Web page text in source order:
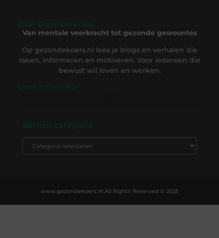
Van mentale veerkracht tot gezonde gewoontes
Op gezondekoers.nl lees je blogs en verhalen die
raken, informeren en motiveren. Voor iedereen die
bewust wil leven en werken.
All Rights Reserved © 2025
www.gezondekoers.nl.